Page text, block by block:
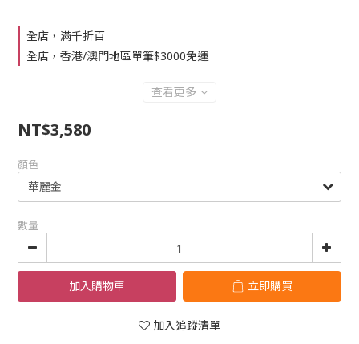
全店，滿千折百
全店，香港/澳門地區單筆$3000免運
查看更多
NT$3,580
顏色
數量
加入購物車 立即購買
加入追蹤清單